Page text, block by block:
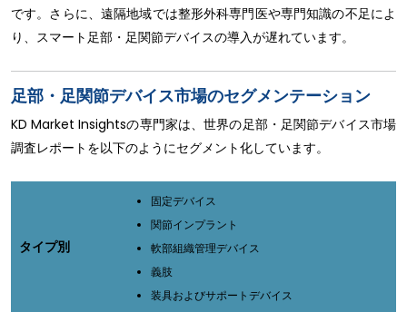
です。さらに、遠隔地域では整形外科専門医や専門知識の不足によ
り、スマート足部・足関節デバイスの導入が遅れています。
足部・足関節デバイス市場のセグメンテーション
KD Market Insightsの専門家は、世界の足部・足関節デバイス市場
調査レポートを以下のようにセグメント化しています。
タイプ別
固定デバイス
関節インプラント
軟部組織管理デバイス
義肢
装具およびサポートデバイス